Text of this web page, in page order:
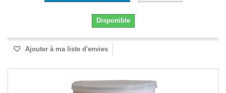
Disponible
Ajouter à ma liste d'envies